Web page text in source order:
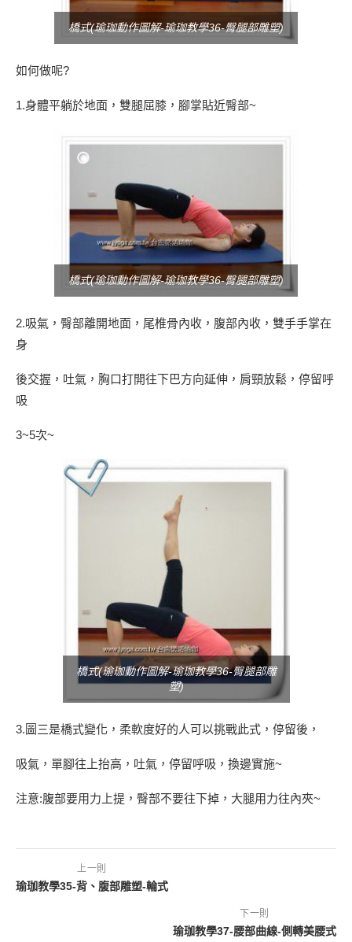
橋式(瑜珈動作圖解-瑜珈教學36-臀腿部雕塑)
如何做呢?
1.身體平躺於地面，雙腿屈膝，腳掌貼近臀部~
橋式(瑜珈動作圖解-瑜珈教學36-臀腿部雕塑)
2.吸氣，臀部離開地面，尾椎骨內收，腹部內收，雙手手掌在
身
後交握，吐氣，胸口打開往下巴方向延伸，肩頸放鬆，停留呼
吸
3~5次~
橋式(瑜珈動作圖解-瑜珈教學36-臀腿部雕
塑)
3.圖三是橋式變化，柔軟度好的人可以挑戰此式，停留後，
吸氣，單腳往上抬高，吐氣，停留呼吸，換邊實施~
注意:腹部要用力上提，臀部不要往下掉，大腿用力往內夾~
上一則
瑜珈教學35-背、腹部雕塑-輪式
下一則
瑜珈教學37-腰部曲線-側轉美腰式